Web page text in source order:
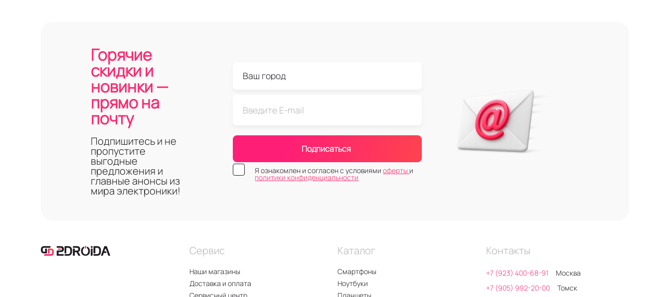
Горячие
скидки и
новинки —
прямо на
почту
Подпишитесь и не
пропустите
выгодные
предложения и
главные анонсы из
мира электроники!
Подписаться
Я ознакомлен и согласен с условиямиоферты и
политики конфиденциальности
Сервис
Наши магазины
Доставка и оплата
Каталог
Смартфоны
Ноутбуки
Контакты
+7 (923) 400-68-91
Москва
+7 (905) 992-20-00
Томск